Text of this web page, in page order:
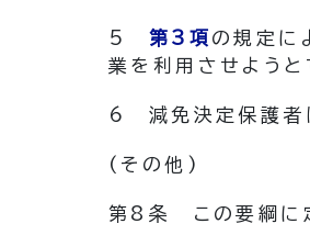
5 第3項 の規定に
業を利用させようと
6 減免決定保護者
(その他)
第8条 この要綱に